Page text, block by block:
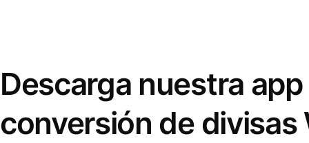
Descarga nuestra
conversión de divisas